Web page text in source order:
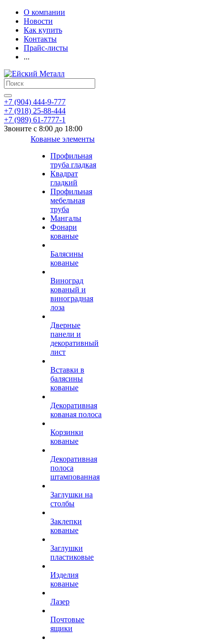
О компании
Новости
Как купить
Контакты
Прайс-листы
...
+7 (904) 444-9-777
+7 (918) 25-88-444
+7 (989) 61-7777-1
Звоните с 8:00 до 18:00
Кованые элементы
Профильная
труба гладкая
Квадрат
гладкий
Профильная
мебельная
труба
Мангалы
Фонари
кованые
Балясины
кованые
Виноград
кованый и
виноградная
лоза
Дверные
панели и
декоративный
лист
Вставки в
балясины
кованые
Декоративная
кованая полоса
Корзинки
кованые
Декоративная
полоса
штампованная
Заглушки на
столбы
Заклепки
кованые
Заглушки
пластиковые
Изделия
кованые
Лазер
Почтовые
ящики